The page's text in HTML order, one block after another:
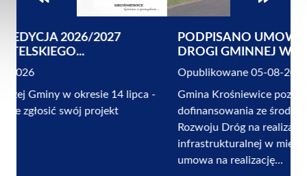
PODPISANO UMOWĘ NA ROZBUDOWĘ
DROGI GMINNEJ W MIEJSCOWOŚCI...
Opublikowane 05-08-2026
Gmina Krośniewice pozyskała blisko 1 200 000 zł
dofinansowania ze środków Rządowego Funduszu
Rozwoju Dróg na realizację kluczowej inwestycji
infrastrukturalnej w miejscowości Szubina. Oficjalna